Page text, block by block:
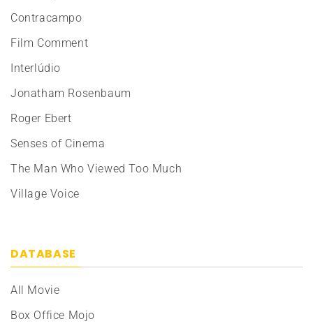
Contracampo
Film Comment
Interlúdio
Jonatham Rosenbaum
Roger Ebert
Senses of Cinema
The Man Who Viewed Too Much
Village Voice
DATABASE
All Movie
Box Office Mojo